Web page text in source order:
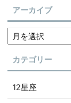
アーカイブ
カテゴリー
12星座